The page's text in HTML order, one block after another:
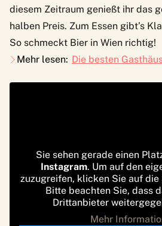
diesem Zeitraum genießt ihr das
halben Preis. Zum Essen gibt’s
So schmeckt Bier in Wien richtig!
Mehr lesen: Die besten
Sie sehen gerade einen
Instagram. Um auf den
zuzugreifen, klicken Sie auf
Bitte beachten Sie, dass
Drittanbieter
Mehr